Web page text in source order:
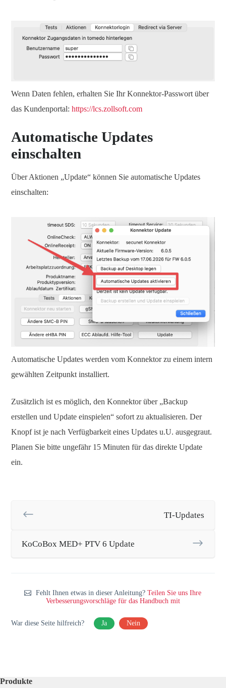
Wenn Daten fehlen, erhalten Sie Ihr Konnektor-Passwort über
das Kundenportal: https://lcs.zollsoft.com
Automatische Updates
einschalten
Über Aktionen „Update“ können Sie automatische Updates
einschalten:
Automatische Updates werden vom Konnektor zu einem intern
gewählten Zeitpunkt installiert.
Zusätzlich ist es möglich, den Konnektor über „Backup
erstellen und Update einspielen“ sofort zu aktualisieren. Der
Knopf ist je nach Verfügbarkeit eines Updates u.U. ausgegraut.
Planen Sie bitte ungefähr 15 Minuten für das direkte Update
ein.
TI-Updates
KoCoBox MED+ PTV 6 Update
Fehlt Ihnen etwas in dieser Anleitung?Teilen Sie uns Ihre
Verbesserungsvorschläge für das Handbuch mit
War diese Seite hilfreich? Ja Nein
Produkte